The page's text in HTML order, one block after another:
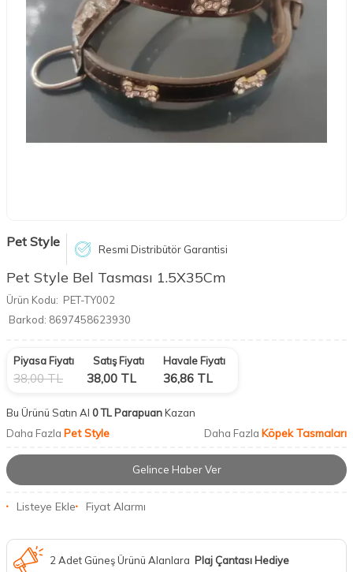
Pet Style Resmi Distribütör Garantisi
Pet Style Bel Tasması 1.5X35Cm
Ürün Kodu: PET-TY002
Barkod: 8697458623930
Piyasa Fiyatı
38,00TL
Satış Fiyatı
38,00 TL
Havale Fiyatı
36,86 TL
Bu Ürünü Satın Al 0 TL ParapuanKazan
Daha Fazla Pet Style Daha Fazla Köpek Tasmaları
Gelince Haber Ver
Listeye Ekle Fiyat Alarmı
2 Adet Güneş Ürünü Alanlara Plaj Çantası Hediye